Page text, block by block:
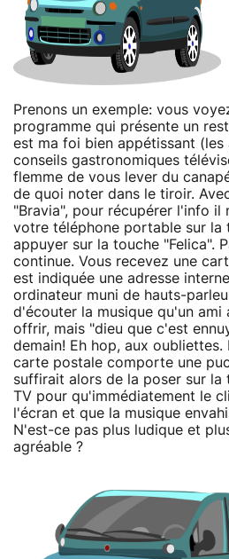
Prenons un exemple: vous
programme qui présente un
est ma foi bien appétissant (les
conseils gastronomiques
flemme de vous lever du
de quoi noter dans le tiroir.
"Bravia", pour récupérer l'info il
votre téléphone portable sur la
appuyer sur la touche "Felica".
continue. Vous recevez une
est indiquée une adresse
ordinateur muni de hauts-
d'écouter la musique qu'un ami
offrir, mais "dieu que c'est
demain! Eh hop, aux oubliettes.
carte postale comporte une
suffirait alors de la poser sur la
TV pour qu'immédiatement le
l'écran et que la musique
N'est-ce pas plus ludique et
agréable ?